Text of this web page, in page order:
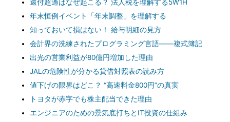
還付超過はなぜ起こる？ 法人税を理解する5W1H
年末恒例イベント「年末調整」を理解する
知っておいて損はない！ 給与明細の見方
会計界の洗練されたプログラミング言語――複式簿記
出光の営業利益が80億円増加した理由
JALの危険性が分かる貸借対照表の読み方
値下げの限界はどこ？ “高速料金800円”の真実
トヨタが赤字でも株主配当できた理由
エンジニアのための景気底打ちとIT投資の仕組み